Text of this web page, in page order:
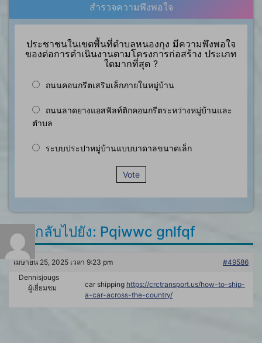
สำรวจความพึงพอใจ
ประชาชนในเขตพื้นที่ตำบลหนองกุง มีความพึงพอใจ
ของต่อการดำเนินงานตามโครงการก่อสร้าง ประเภท
ใดมากที่สุด ?
ถนนคอนกรีตเสริมเล็กภายในหมู่บ้าน
ถนนลาดยางแอสฟัลท์ติกคอนกรีตระหว่างหมู่บ้านและ
ตำบล
ระบบประปาหมู่บ้านแบบบาดาลขนาดเล็ก
Vote
ตอบกลับไปยัง: Pqiwwc gnlfqf
เมษายน 25, 2025 เวลา 9:23 pm
#49586
Dennisjougs
ผู้เยี่ยมชม
car shipping https://crctransport.us/how-to-ship-
a-car-across-the-country/